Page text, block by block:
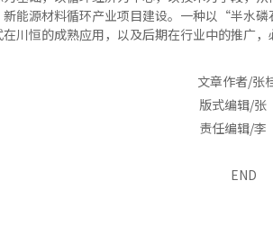
能源材料循环产业项目建设。一种以“半水
川恒的成熟应用，以及后期在行业中的推广，
文章作者/张
版式编辑/
责任编辑/
END